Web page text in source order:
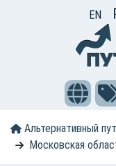
EN
Альтернативный
Московская